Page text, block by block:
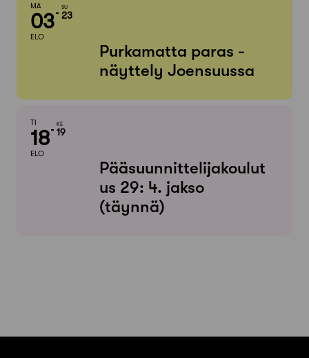
MA
03
ELO
SU
23
Purkamatta paras -
näyttely Joensuussa
TI
18
ELO
KE
19
Pääsuunnittelijakoulut
us 29: 4. jakso
(täynnä)